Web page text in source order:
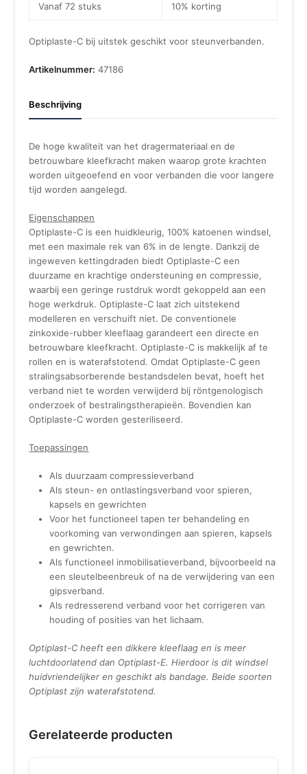
Vanaf 72 stuks 10% korting
Optiplaste-C bij uitstek geschikt voor steunverbanden.
Artikelnummer: 47186
Beschrijving
De hoge kwaliteit van het dragermateriaal en de
betrouwbare kleefkracht maken waarop grote krachten
worden uitgeoefend en voor verbanden die voor langere
tijd worden aangelegd.
Eigenschappen
Optiplaste-C is een huidkleurig, 100% katoenen windsel,
met een maximale rek van 6% in de lengte. Dankzij de
ingeweven kettingdraden biedt Optiplaste-C een
duurzame en krachtige ondersteuning en compressie,
waarbij een geringe rustdruk wordt gekoppeld aan een
hoge werkdruk. Optiplaste-C laat zich uitstekend
modelleren en verschuift niet. De conventionele
zinkoxide-rubber kleeflaag garandeert een directe en
betrouwbare kleefkracht. Optiplaste-C is makkelijk af te
rollen en is waterafstotend. Omdat Optiplaste-C geen
stralingsabsorberende bestandsdelen bevat, hoeft het
verband niet te worden verwijderd bij röntgenologisch
onderzoek of bestralingstherapieën. Bovendien kan
Optiplaste-C worden gesteriliseerd.
Toepassingen
Als duurzaam compressieverband
Als steun- en ontlastingsverband voor spieren,
kapsels en gewrichten
Voor het functioneel tapen ter behandeling en
voorkoming van verwondingen aan spieren, kapsels
en gewrichten.
Als functioneel inmobilisatieverband, bijvoorbeeld na
een sleutelbeenbreuk of na de verwijdering van een
gipsverband.
Als redresserend verband voor het corrigeren van
houding of posities van het lichaam.
Optiplast-C heeft een dikkere kleeflaag en is meer
luchtdoorlatend dan Optiplast-E. Hierdoor is dit windsel
huidvriendelijker en geschikt als bandage. Beide soorten
Optiplast zijn waterafstotend.
Gerelateerde producten